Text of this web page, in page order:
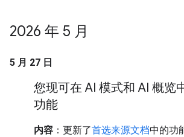
2026 年 5 月
5 月 27 日
您现可在 AI 模式和 AI 概览
功能
内容 ：更新了首选来源文档中的功